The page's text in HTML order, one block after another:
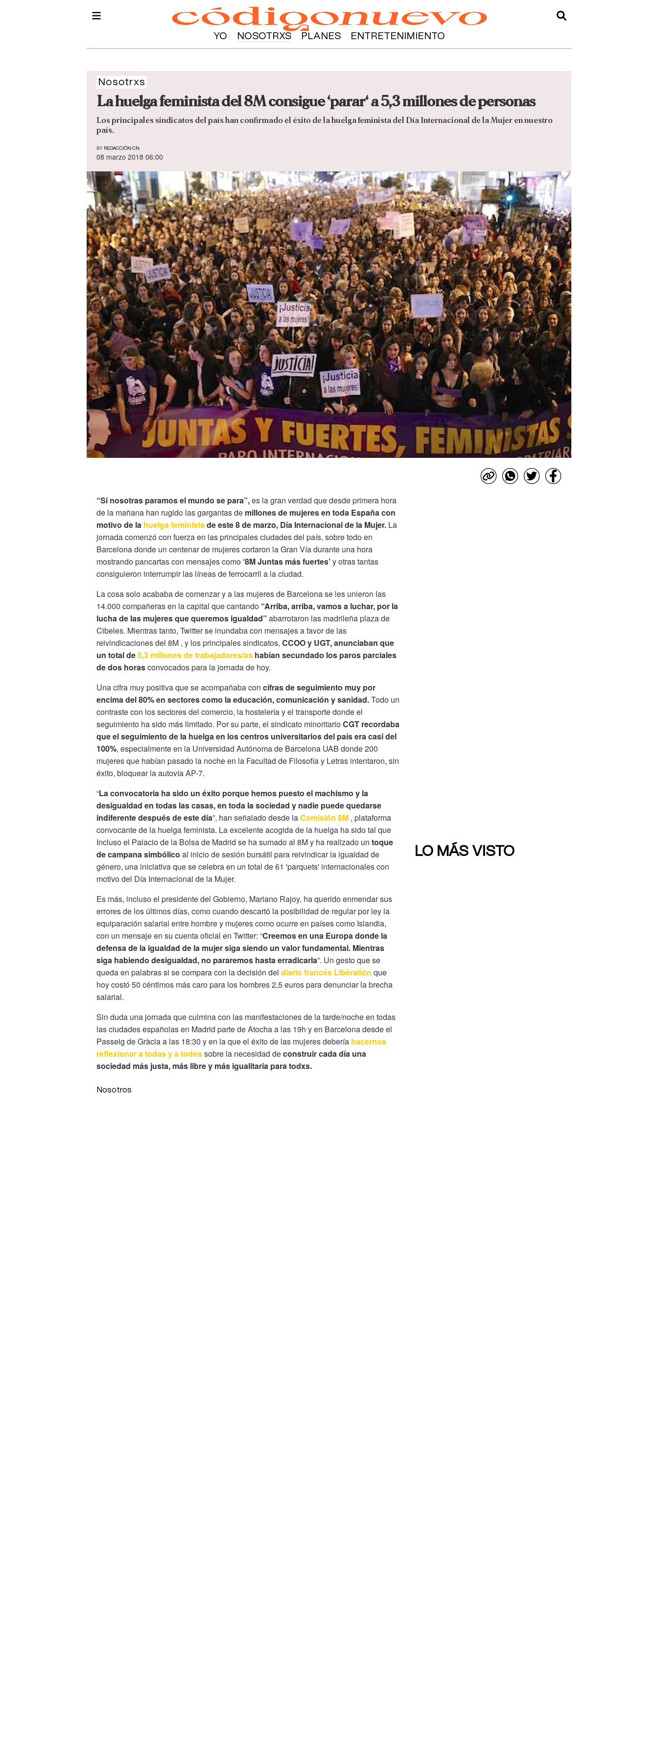
YO NOSOTRXS PLANES ENTRETENIMIENTO
Nosotrxs
La huelga feminista del 8M consigue ‘parar‘ a 5,3 millones de personas
Los principales sindicatos del país han confirmado el éxito de la huelga feminista del Día Internacional de la Mujer en nuestro
país.
BY REDACCIÓN CN
08 marzo 2018 06:00
“Si nosotras paramos el mundo se para”,es la gran verdad que desde primera hora
de la mañana han rugido las gargantas de millones de mujeres en toda España con
motivo de la huelga feministade este 8 de marzo, Día Internacional de la Mujer. La
jornada comenzó con fuerza en las principales ciudades del país, sobre todo en
Barcelona donde un centenar de mujeres cortaron la Gran Vía durante una hora
mostrando pancartas con mensajes como ‘8M Juntas más fuertes’y otras tantas
consiguieron interrumpir las líneas de ferrocarril a la ciudad.
La cosa solo acababa de comenzar y a las mujeres de Barcelona se les unieron las
14.000 compañeras en la capital que cantando “Arriba, arriba, vamos a luchar, por la
lucha de las mujeres que queremos igualdad” abarrotaron las madrileña plaza de
Cibeles. Mientras tanto, Twitter se inundaba con mensajes a favor de las
reivindicaciones del 8M , y los principales sindicatos, CCOO y UGT, anunciaban que
un total de5,3 millones de trabajadores/as habían secundado los paros parciales
de dos horasconvocados para la jornada de hoy.
Una cifra muy positiva que se acompañaba con cifras de seguimiento muy por
encima del 80% en sectores como la educación, comunicación y sanidad.Todo un
contraste con los sectores del comercio, la hostelería y el transporte donde el
seguimiento ha sido más limitado. Por su parte, el sindicato minoritarioCGT recordaba
que el seguimiento de la huelga en los centros universitarios del país era casi del
100%, especialmente en la Universidad Autónoma de Barcelona UAB donde 200
mujeres que habían pasado la noche en la Facultad de Filosofía y Letras intentaron, sin
éxito, bloquear la autovía AP-7.
“La convocatoria ha sido un éxito porque hemos puesto el machismo y la
desigualdad en todas las casas, en toda la sociedad y nadie puede quedarse
indiferente después de este día”, han señalado desde laComisión 8M , plataforma
convocante de la huelga feminista. La excelente acogida de la huelga ha sido tal que
Incluso el Palacio de la Bolsa de Madrid se ha sumado al 8M y ha realizado un toque
de campana simbólico al inicio de sesión bursátil para reivindicar la igualdad de
género, una iniciativa que se celebra en un total de 61 'parquets' internacionales con
motivo del Día Internacional de la Mujer.
Es más, incluso el presidente del Gobierno, Mariano Rajoy, ha querido enmendar sus
errores de los últimos días, como cuando descartó la posibilidad de regular por ley la
equiparación salarial entre hombre y mujeres como ocurre en países como Islandia,
con un mensaje en su cuenta oficial en Twitter: “Creemos en una Europa donde la
defensa de la igualdad de la mujer siga siendo un valor fundamental. Mientras
siga habiendo desigualdad, no pararemos hasta erradicarla”. Un gesto que se
queda en palabras si se compara con la decisión del diario francés Libératión que
hoy costó 50 céntimos más caro para los hombres 2,5 euros para denunciar la brecha
salarial.
Sin duda una jornada que culmina con las manifestaciones de la tarde/noche en todas
las ciudades españolas en Madrid parte de Atocha a las 19h y en Barcelona desde el
Passeig de Gràcia a las 18:30 y en la que el éxito de las mujeres debería hacernos
reflexionar a todas y a todossobre la necesidad deconstruir cada día una
sociedad más justa, más libre y más igualitaria para todxs.
Nosotros
LO MÁS VISTO